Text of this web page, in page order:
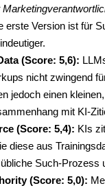
erste Version ist für
(Score: 5,6):
nicht zwingend
jedoch einen
mit KI-
(Score: 5,4): KIs
diese aus
Such-Prozess
(Score: 5,0):